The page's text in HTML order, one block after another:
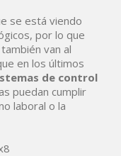
se está viendo
por lo que
van al
en los últimos
de control
puedan cumplir
laboral o la